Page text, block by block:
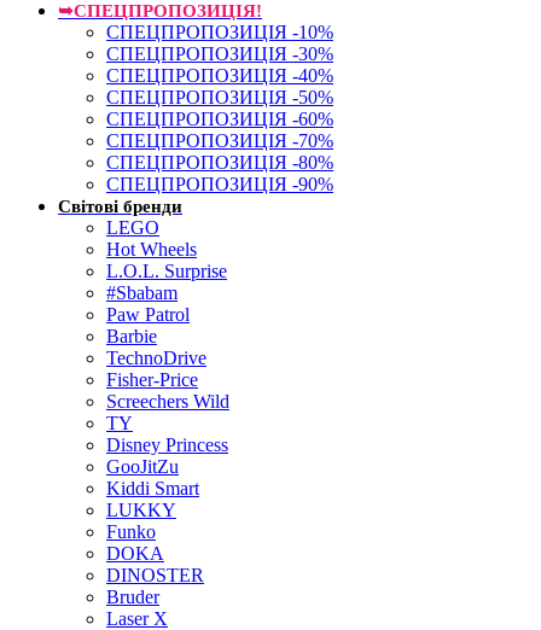
➥СПЕЦПРОПОЗИЦІЯ!
СПЕЦПРОПОЗИЦІЯ -10%
СПЕЦПРОПОЗИЦІЯ -30%
СПЕЦПРОПОЗИЦІЯ -40%
СПЕЦПРОПОЗИЦІЯ -50%
СПЕЦПРОПОЗИЦІЯ -60%
СПЕЦПРОПОЗИЦІЯ -70%
СПЕЦПРОПОЗИЦІЯ -80%
СПЕЦПРОПОЗИЦІЯ -90%
Світові бренди
LEGO
Hot Wheels
L.O.L. Surprise
#Sbabam
Paw Patrol
Barbie
TechnoDrive
Fisher-Price
Screechers Wild
TY
Disney Princess
GooJitZu
Kiddi Smart
LUKKY
Funko
DOKA
DINOSTER
Bruder
Laser X